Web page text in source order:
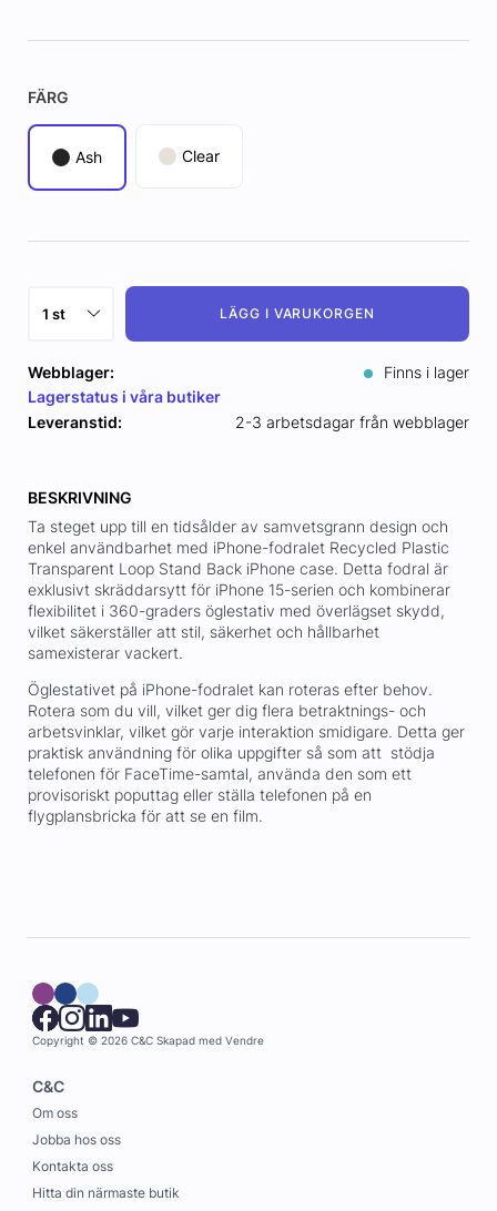
FÄRG
Ash Clear
LÄGG I VARUKORGEN
Webblager:
Finns i lager
Lagerstatus i våra butiker
Leveranstid:
2-3 arbetsdagar från webblager
BESKRIVNING
Ta steget upp till en tidsålder av samvetsgrann design och
enkel användbarhet med iPhone-fodralet Recycled Plastic
Transparent Loop Stand Back iPhone case. Detta fodral är
exklusivt skräddarsytt för iPhone 15-serien och kombinerar
flexibilitet i 360-graders öglestativ med överlägset skydd,
vilket säkerställer att stil, säkerhet och hållbarhet
samexisterar vackert.
Öglestativet på iPhone-fodralet kan roteras efter behov.
Rotera som du vill, vilket ger dig flera betraktnings- och
arbetsvinklar, vilket gör varje interaktion smidigare. Detta ger
praktisk användning för olika uppgifter så som att stödja
telefonen för FaceTime-samtal, använda den som ett
provisoriskt poputtag eller ställa telefonen på en
flygplansbricka för att se en film.
Copyright © 2026 C&C Skapad med Vendre
C&C
Om oss
Jobba hos oss
Kontakta oss
Hitta din närmaste butik